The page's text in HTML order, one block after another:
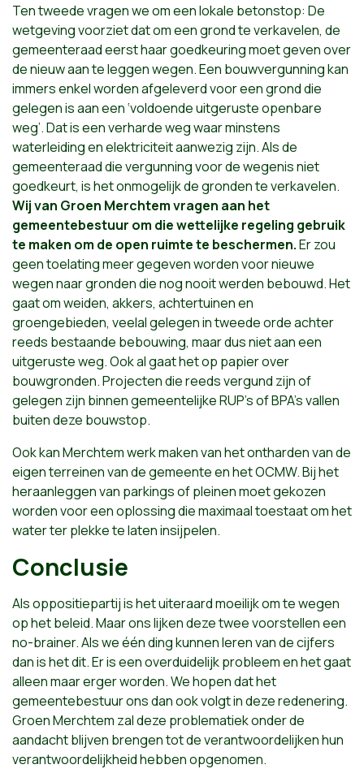
Ten tweede vragen we om een lokale betonstop: De
wetgeving voorziet dat om een grond te verkavelen, de
gemeenteraad eerst haar goedkeuring moet geven over
de nieuw aan te leggen wegen. Een bouwvergunning kan
immers enkel worden afgeleverd voor een grond die
gelegen is aan een ‘voldoende uitgeruste openbare
weg’. Dat is een verharde weg waar minstens
waterleiding en elektriciteit aanwezig zijn. Als de
gemeenteraad die vergunning voor de wegenis niet
goedkeurt, is het onmogelijk de gronden te verkavelen.
Wij van Groen Merchtem vragen aan het
gemeentebestuur om die wettelijke regeling gebruik
te maken om de open ruimte te beschermen.Er zou
geen toelating meer gegeven worden voor nieuwe
wegen naar gronden die nog nooit werden bebouwd. Het
gaat om weiden, akkers, achtertuinen en
groengebieden, veelal gelegen in tweede orde achter
reeds bestaande bebouwing, maar dus niet aan een
uitgeruste weg. Ook al gaat het op papier over
bouwgronden. Projecten die reeds vergund zijn of
gelegen zijn binnen gemeentelijke RUP’s of BPA’s vallen
buiten deze bouwstop.
Ook kan Merchtem werk maken van het ontharden van de
eigen terreinen van de gemeente en het OCMW. Bij het
heraanleggen van parkings of pleinen moet gekozen
worden voor een oplossing die maximaal toestaat om het
water ter plekke te laten insijpelen.
Conclusie
Als oppositiepartij is het uiteraard moeilijk om te wegen
op het beleid. Maar ons lijken deze twee voorstellen een
no-brainer. Als we één ding kunnen leren van de cijfers
dan is het dit. Er is een overduidelijk probleem en het gaat
alleen maar erger worden. We hopen dat het
gemeentebestuur ons dan ook volgt in deze redenering.
Groen Merchtem zal deze problematiek onder de
aandacht blijven brengen tot de verantwoordelijken hun
verantwoordelijkheid hebben opgenomen.